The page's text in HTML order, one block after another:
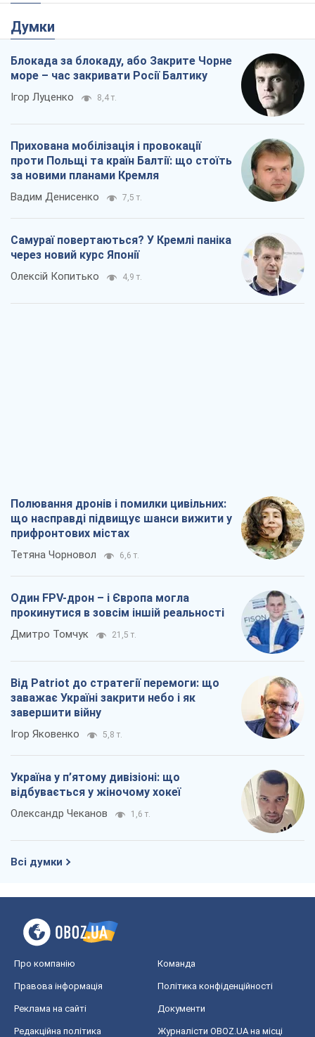
Думки
Блокада за блокаду, або Закрите Чорне
море – час закривати Росії Балтику
Ігор Луценко 8,4 т.
Прихована мобілізація і провокації
проти Польщі та країн Балтії: що стоїть
за новими планами Кремля
Вадим Денисенко 7,5 т.
Самураї повертаються? У Кремлі паніка
через новий курс Японії
Олексій Копитько 4,9 т.
Полювання дронів і помилки цивільних:
що насправді підвищує шанси вижити у
прифронтових містах
Тетяна Чорновол 6,6 т.
Один FPV-дрон – і Європа могла
прокинутися в зовсім іншій реальності
Дмитро Томчук 21,5 т.
Від Patriot до стратегії перемоги: що
заважає Україні закрити небо і як
завершити війну
Ігор Яковенко 5,8 т.
Україна у п’ятому дивізіоні: що
відбувається у жіночому хокеї
Олександр Чеканов 1,6 т.
Всі думки
Про компанію Команда
Правова інформація Політика конфіденційності
Реклама на сайті Документи
Редакційна політика
Журналісти OBOZ.UA на місці